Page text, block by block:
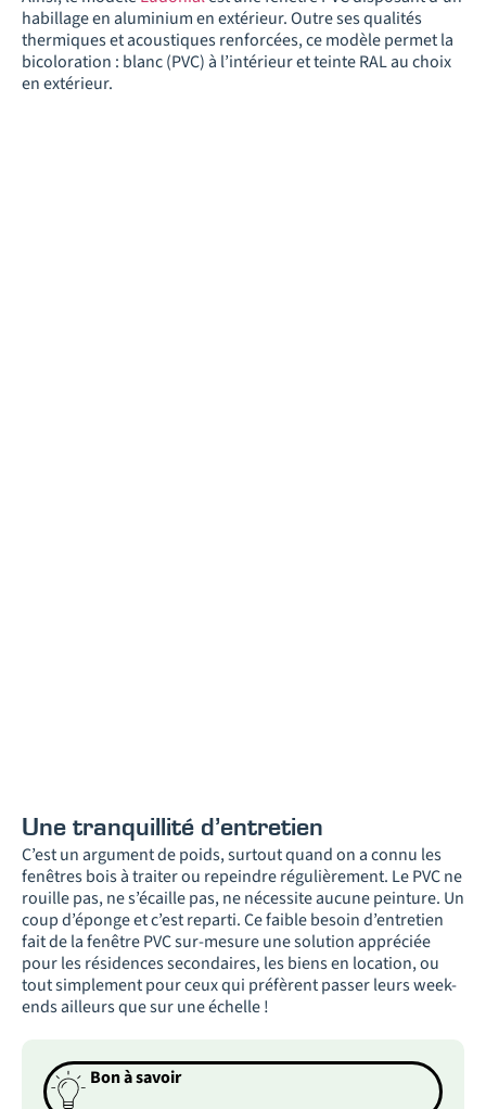
habillage en aluminium en extérieur. Outre ses qualités
thermiques et acoustiques renforcées, ce modèle permet la
bicoloration : blanc (PVC) à l’intérieur et teinte RAL au choix
en extérieur.
Une tranquillité d’entretien
C’est un argument de poids, surtout quand on a connu les
fenêtres bois à traiter ou repeindre régulièrement. Le PVC ne
rouille pas, ne s’écaille pas, ne nécessite aucune peinture. Un
coup d’éponge et c’est reparti. Ce faible besoin d’entretien
fait de la fenêtre PVC sur-mesure une solution appréciée
pour les résidences secondaires, les biens en location, ou
tout simplement pour ceux qui préfèrent passer leurs week-
ends ailleurs que sur une échelle !
Bon à savoir